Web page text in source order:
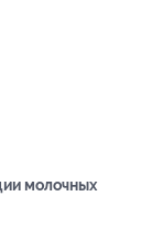
молочных